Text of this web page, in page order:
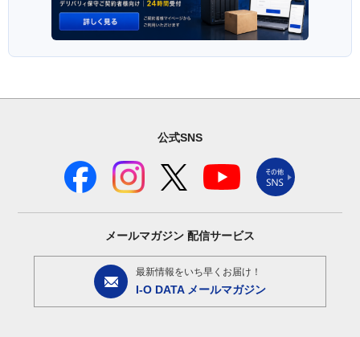
公式SNS
メールマガジン 配信サービス
最新情報をいち早くお届け！
I-O DATA メールマガジン